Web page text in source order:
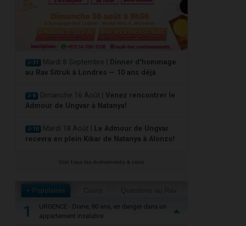
J-31 Mardi 8 Septembre |
Dinner d'hommage
au Rav Sitruk à Londres — 10 ans déjà
J-8 Dimanche 16 Août | Venez rencontrer le
Admour de Ungvar à Natanya!
J-10 Mardi 18 Août |
Le Admour de Ungvar
recevra en plein Kikar de Natanya à Alonzo!
Voir tous les événements à venir
+ Populaires
1
URGENCE - Diane, 80 ans, en danger dans un
appartement insalubre